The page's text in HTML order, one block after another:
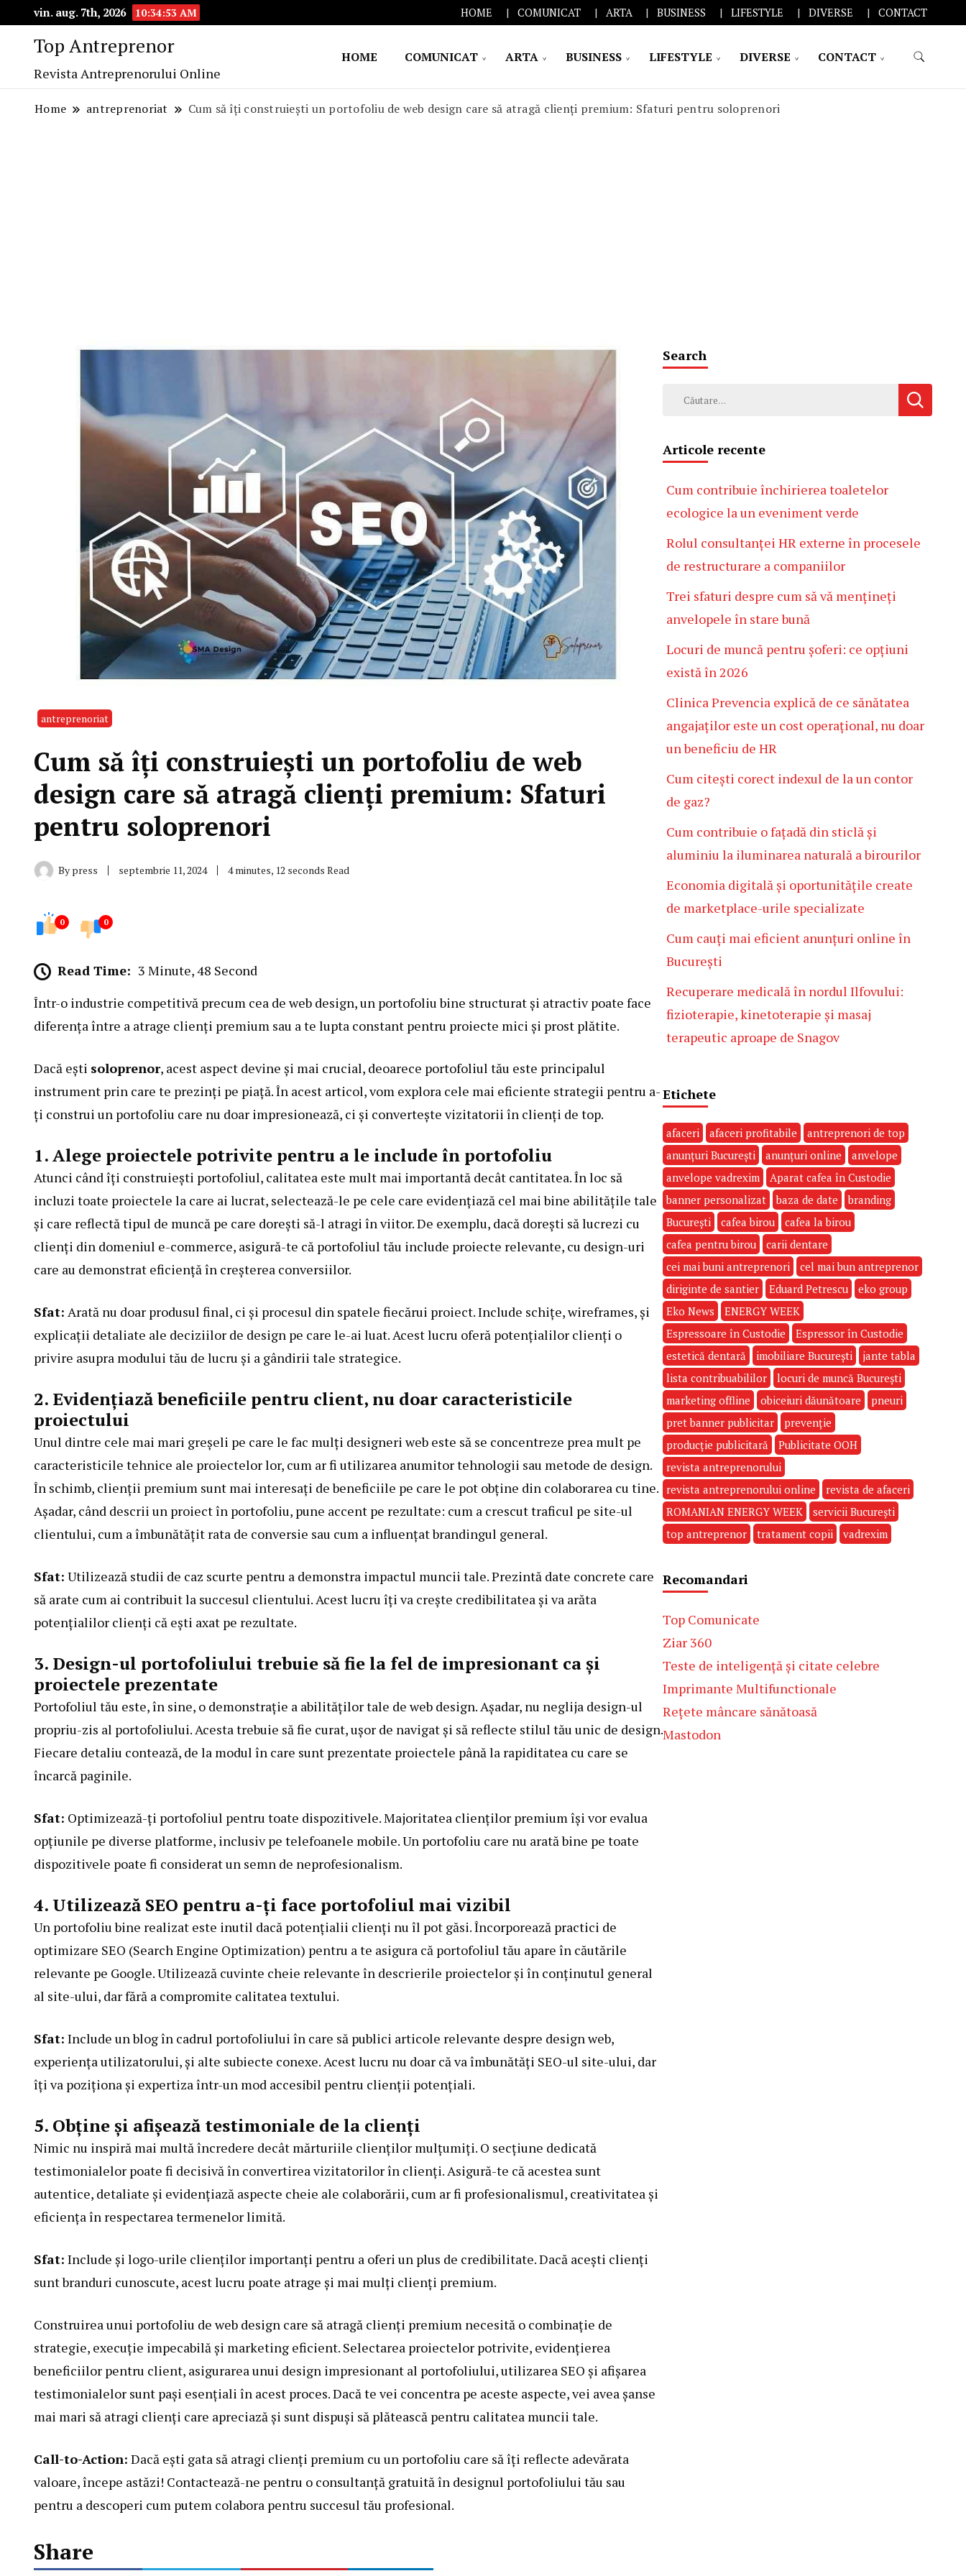
vin. aug. 7th, 2026 10:34:54 AM HOME COMUNICAT ARTA BUSINESS LIFESTYLE DIVERSE CONTACT
Top Antreprenor
Revista Antreprenorului Online
HOME COMUNICAT ARTA BUSINESS LIFESTYLE DIVERSE CONTACT
Home antreprenoriat Cum să îți construiești un portofoliu de web design care să atragă clienți premium: Sfaturi pentru soloprenori
antreprenoriat
Cum să îți construiești un portofoliu de web
design care să atragă clienți premium: Sfaturi
pentru soloprenori
By press septembrie 11, 2024 4 minutes, 12 seconds Read
0 0
Read Time: 3 Minute, 48 Second
Într-o industrie competitivă precum cea de web design, un portofoliu bine structurat și atractiv poate face
diferența între a atrage clienți premium sau a te lupta constant pentru proiecte mici și prost plătite.
Dacă ești soloprenor, acest aspect devine și mai crucial, deoarece portofoliul tău este principalul
instrument prin care te prezinți pe piață. În acest articol, vom explora cele mai eficiente strategii pentru a-
ți construi un portofoliu care nu doar impresionează, ci și convertește vizitatorii în clienți de top.
1. Alege proiectele potrivite pentru a le include în portofoliu
Atunci când îți construiești portofoliul, calitatea este mult mai importantă decât cantitatea. În loc să
incluzi toate proiectele la care ai lucrat, selectează-le pe cele care evidențiază cel mai bine abilitățile tale
și care reflectă tipul de muncă pe care dorești să-l atragi în viitor. De exemplu, dacă dorești să lucrezi cu
clienți din domeniul e-commerce, asigură-te că portofoliul tău include proiecte relevante, cu design-uri
care au demonstrat eficiență în creșterea conversiilor.
Sfat: Arată nu doar produsul final, ci și procesul din spatele fiecărui proiect. Include schițe, wireframes, și
explicații detaliate ale deciziilor de design pe care le-ai luat. Acest lucru oferă potențialilor clienți o
privire asupra modului tău de lucru și a gândirii tale strategice.
2. Evidențiază beneficiile pentru client, nu doar caracteristicile
proiectului
Unul dintre cele mai mari greșeli pe care le fac mulți designeri web este să se concentreze prea mult pe
caracteristicile tehnice ale proiectelor lor, cum ar fi utilizarea anumitor tehnologii sau metode de design.
În schimb, clienții premium sunt mai interesați de beneficiile pe care le pot obține din colaborarea cu tine.
Așadar, când descrii un proiect în portofoliu, pune accent pe rezultate: cum a crescut traficul pe site-ul
clientului, cum a îmbunătățit rata de conversie sau cum a influențat brandingul general.
Sfat: Utilizează studii de caz scurte pentru a demonstra impactul muncii tale. Prezintă date concrete care
să arate cum ai contribuit la succesul clientului. Acest lucru îți va crește credibilitatea și va arăta
potențialilor clienți că ești axat pe rezultate.
3. Design-ul portofoliului trebuie să fie la fel de impresionant ca și
proiectele prezentate
Portofoliul tău este, în sine, o demonstrație a abilităților tale de web design. Așadar, nu neglija design-ul
propriu-zis al portofoliului. Acesta trebuie să fie curat, ușor de navigat și să reflecte stilul tău unic de design.
Fiecare detaliu contează, de la modul în care sunt prezentate proiectele până la rapiditatea cu care se
încarcă paginile.
Sfat: Optimizează-ți portofoliul pentru toate dispozitivele. Majoritatea clienților premium își vor evalua
opțiunile pe diverse platforme, inclusiv pe telefoanele mobile. Un portofoliu care nu arată bine pe toate
dispozitivele poate fi considerat un semn de neprofesionalism.
4. Utilizează SEO pentru a-ți face portofoliul mai vizibil
Un portofoliu bine realizat este inutil dacă potențialii clienți nu îl pot găsi. Încorporează practici de
optimizare SEO (Search Engine Optimization) pentru a te asigura că portofoliul tău apare în căutările
relevante pe Google. Utilizează cuvinte cheie relevante în descrierile proiectelor și în conținutul general
al site-ului, dar fără a compromite calitatea textului.
Sfat: Include un blog în cadrul portofoliului în care să publici articole relevante despre design web,
experiența utilizatorului, și alte subiecte conexe. Acest lucru nu doar că va îmbunătăți SEO-ul site-ului, dar
îți va poziționa și expertiza într-un mod accesibil pentru clienții potențiali.
5. Obține și afișează testimoniale de la clienți
Nimic nu inspiră mai multă încredere decât mărturiile clienților mulțumiți. O secțiune dedicată
testimonialelor poate fi decisivă în convertirea vizitatorilor în clienți. Asigură-te că acestea sunt
autentice, detaliate și evidențiază aspecte cheie ale colaborării, cum ar fi profesionalismul, creativitatea și
eficiența în respectarea termenelor limită.
Sfat: Include și logo-urile clienților importanți pentru a oferi un plus de credibilitate. Dacă acești clienți
sunt branduri cunoscute, acest lucru poate atrage și mai mulți clienți premium.
Construirea unui portofoliu de web design care să atragă clienți premium necesită o combinație de
strategie, execuție impecabilă și marketing eficient. Selectarea proiectelor potrivite, evidențierea
beneficiilor pentru client, asigurarea unui design impresionant al portofoliului, utilizarea SEO și afișarea
testimonialelor sunt pași esențiali în acest proces. Dacă te vei concentra pe aceste aspecte, vei avea șanse
mai mari să atragi clienți care apreciază și sunt dispuși să plătească pentru calitatea muncii tale.
Call-to-Action: Dacă ești gata să atragi clienți premium cu un portofoliu care să îți reflecte adevărata
valoare, începe astăzi! Contactează-ne pentru o consultanță gratuită în designul portofoliului tău sau
pentru a descoperi cum putem colabora pentru succesul tău profesional.
Share
Search
Caută
Articole recente
Cum contribuie închirierea toaletelor
ecologice la un eveniment verde
Rolul consultanței HR externe în procesele
de restructurare a companiilor
Trei sfaturi despre cum să vă mențineți
anvelopele în stare bună
Locuri de muncă pentru șoferi: ce opțiuni
există în 2026
Clinica Prevencia explică de ce sănătatea
angajaților este un cost operațional, nu doar
un beneficiu de HR
Cum citești corect indexul de la un contor
de gaz?
Cum contribuie o fațadă din sticlă și
aluminiu la iluminarea naturală a birourilor
Economia digitală și oportunitățile create
de marketplace-urile specializate
Cum cauți mai eficient anunțuri online în
București
Recuperare medicală în nordul Ilfovului:
fizioterapie, kinetoterapie și masaj
terapeutic aproape de Snagov
Etichete
afaceri afaceri profitabile
antreprenori de top
anunțuri București
anunțuri online
anvelope
anvelope vadrexim
Aparat cafea în Custodie
banner personalizat
baza de date
branding
București
cafea birou
cafea la birou
cafea pentru birou
carii dentare
cei mai buni antreprenori
cel mai bun antreprenor
diriginte de santier
Eduard Petrescu
eko group
Eko News
ENERGY WEEK
Espressoare în Custodie
Espressor în Custodie
estetică dentară
imobiliare București
jante tabla
lista contribuabililor
locuri de muncă București
marketing offline
obiceiuri dăunătoare
pneuri
pret banner publicitar
prevenție
producție publicitară
Publicitate OOH
revista antreprenorului
revista antreprenorului online
revista de afaceri
ROMANIAN ENERGY WEEK
servicii București
top antreprenor
tratament copii vadrexim
Recomandari
Top Comunicate
Ziar 360
Teste de inteligență și citate celebre
Imprimante Multifunctionale
Rețete mâncare sănătoasă
Mastodon